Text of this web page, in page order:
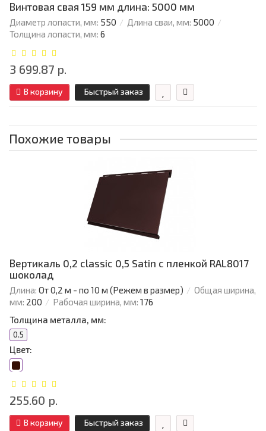
Винтовая свая 159 мм длина: 5000 мм
Диаметр лопасти, мм: 550 Длина сваи, мм: 5000
Толщина лопасти, мм: 6
3 699.87 р.
В корзину Быстрый заказ
Похожие товары
Вертикаль 0,2 classic 0,5 Satin с пленкой RAL8017
шоколад
Длина: От 0,2 м - по 10 м (Режем в размер)
Общая ширина,
мм: 200 Рабочая ширина, мм: 176
Толщина металла, мм:
0.5
Цвет:
255.60 р.
В корзину Быстрый заказ